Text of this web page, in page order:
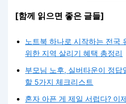
[함께 읽으면 좋은 글들]
노트북 하나로 시작하는 전국
위한 지역 살리기 혜택 총정리
부모님 노후, 실버타운이 정답
할 5가지 체크리스트
혼자 아픈 게 제일 서럽다? 이